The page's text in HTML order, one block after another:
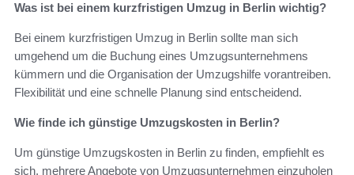
Was ist bei einem kurzfristigen Umzug in Berlin wichtig?
Bei einem kurzfristigen Umzug in Berlin sollte man sich
umgehend um die Buchung eines Umzugsunternehmens
kümmern und die Organisation der Umzugshilfe vorantreiben.
Flexibilität und eine schnelle Planung sind entscheidend.
Wie finde ich günstige Umzugskosten in Berlin?
Um günstige Umzugskosten in Berlin zu finden, empfiehlt es
sich, mehrere Angebote von Umzugsunternehmen einzuholen